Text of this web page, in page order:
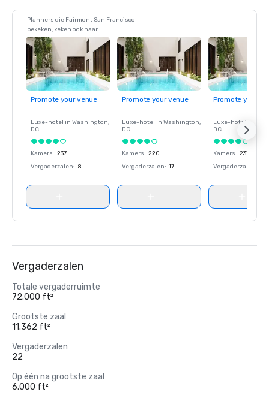
Planners die Fairmont San Francisco
bekeken, keken ook naar
Promote your venue
Luxe-hotel in Washington,
DC
Kamers: 237
Vergaderzalen: 8
Promote your venue
Luxe-hotel in Washington,
DC
Kamers: 220
Vergaderzalen: 17
Promote your
Luxe-hotel in
DC
Kamers: 237
Vergaderzalen
Vergaderzalen
Totale vergaderruimte
72.000 ft²
Grootste zaal
11.362 ft²
Vergaderzalen
22
Op één na grootste zaal
6.000 ft²